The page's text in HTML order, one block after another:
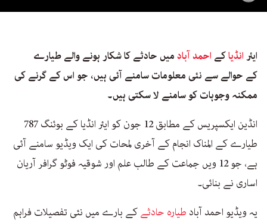
ایئرانڈیاکے احمد آبادمیں حادثے کا شکار ہونے والے طیارے
کے حوالے سے نئی معلومات سامنے آئی ہیں، جو اس کے گرنے کی
ممکنہ وجوہات کو سامنے لا سکتی ہیں۔
انڈین ایکسپریس کے مطابق 12 جون کو ایئر انڈیا کے بوئنگ 787
طیارے کے المناک انجام کے آخری لمحات کی ایک ویڈیو سامنے آئی
ہے، جو 12 ویں جماعت کے طالب علم اور شوقیہ فوٹو گرافر آریان
اساری نے بنائی۔
یہ ویڈیو احمد آباد طیارہ حادثےکے بارے میں نئی تفصیلات فراہم